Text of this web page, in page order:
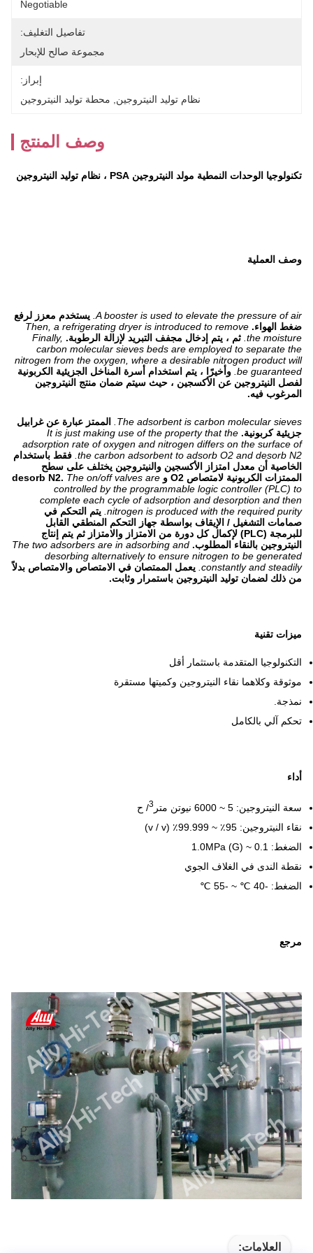
Negotiable
تفاصيل التغليف:
مجموعة صالح للإبحار
إبراز:
نظام توليد النيتروجين
محطة توليد النيتروجين
وصف المنتج
تكنولوجيا الوحدات النمطية مولد النيتروجين PSA ، نظام توليد النيتروجين
وصف العملية
A booster is used to elevate the pressure of air. يستخدم معزز لرفع
ضغط الهواء. Then, a refrigerating dryer is introduced to remove
the moisture. ثم ، يتم إدخال مجفف التبريد لإزالة الرطوبة. Finally,
carbon molecular sieves beds are employed to separate the
nitrogen from the oxygen, where a desirable nitrogen product will
be guaranteed. وأخيرًا ، يتم استخدام أسرة المناخل الجزيئية الكربونية
لفصل النيتروجين عن الأكسجين ، حيث سيتم ضمان منتج النيتروجين
المرغوب فيه.
The adsorbent is carbon molecular sieves.
الممتز عبارة عن غرابيل
جزيئية كربونية. It is just making use of the property that the
adsorption rate of oxygen and nitrogen differs on the surface of
the carbon adsorbent to adsorb O2 and desorb N2. فقط باستخدام
الخاصية أن معدل امتزاز الأكسجين والنيتروجين يختلف على سطح
الممتزات الكربونية لامتصاص O2 و desorb N2.
The on/off valves are
controlled by the programmable logic controller (PLC) to
complete each cycle of adsorption and desorption and then
nitrogen is produced with the required purity. يتم التحكم في
صمامات التشغيل / الإيقاف بواسطة جهاز التحكم المنطقي القابل
للبرمجة (PLC) لإكمال كل دورة من الامتزاز والامتزاز ثم يتم إنتاج
النيتروجين بالنقاء المطلوب. The two adsorbers are in adsorbing and
desorbing alternatively to ensure nitrogen to be generated
constantly and steadily. يعمل الممتصان في الامتصاص والامتصاص بدلاً
من ذلك لضمان توليد النيتروجين باستمرار وثابت.
ميزات تقنية
التكنولوجيا المتقدمة باستثمار أقل
موثوقة وكلاهما نقاء النيتروجين وكميتها مستقرة
نمذجة.
تحكم آلي بالكامل
أداء
سعة النيتروجين: 5 ~ 6000 نيوتن متر 3/ ح
نقاء النيتروجين: 95٪ ~ 99.999٪ (v / v)
الضغط: 0.1 ~ 1.0MPa (G)
نقطة الندى في الغلاف الجوي
الضغط: -40 ℃ ~ -55 ℃
مرجع
العلامات: